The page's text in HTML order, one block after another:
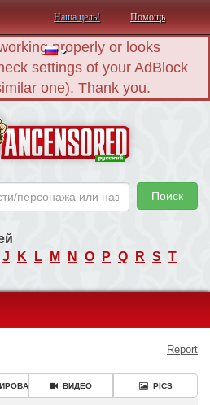
Наша цель! Помощь
properly or looks
settings of your AdBlock
one). Thank you.
Поиск
J K L M N O P Q R S T
Report
ВИДЕО PICS